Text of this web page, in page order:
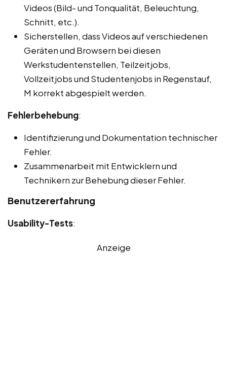
Videos (Bild- und Tonqualität, Beleuchtung,
Schnitt, etc.).
Sicherstellen, dass Videos auf verschiedenen
Geräten und Browsern bei diesen
Werkstudentenstellen, Teilzeitjobs,
Vollzeitjobs und Studentenjobs in Regenstauf,
M korrekt abgespielt werden.
Fehlerbehebung:
Identifizierung und Dokumentation technischer
Fehler.
Zusammenarbeit mit Entwicklern und
Technikern zur Behebung dieser Fehler.
Benutzererfahrung
Usability-Tests:
Anzeige